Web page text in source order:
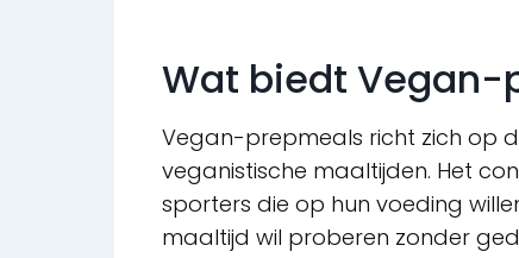
Wat biedt Vegan-
Vegan-prepmeals richt zich op
veganistische maaltijden. Het
sporters die op hun voeding
maaltijd wil proberen zonder